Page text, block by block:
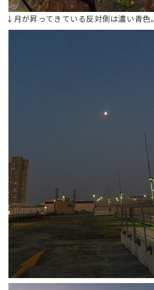
↓月が昇ってきている反対側は濃い青色。